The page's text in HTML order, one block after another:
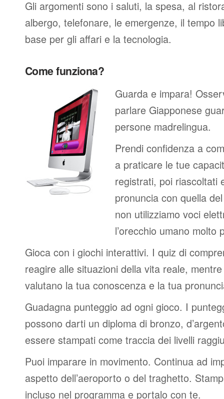
Gli argomenti sono i saluti, la spesa, al
albergo, telefonare, le emergenze, il tempo
base per gli affari e la tecnologia.
Come funziona?
Guarda e impara!
parlare Giapponese
persone madrelingua.
Prendi confidenza a
a praticare le tue
registrati, poi riascoltati
pronuncia con quella
non utilizziamo voci
l’orecchio umano molto
Gioca con i giochi interattivi. I quiz di
reagire alle situazioni della vita reale,
valutano la tua conoscenza e la tua
Guadagna punteggio ad ogni gioco. I
possono darti un diploma di bronzo,
essere stampati come traccia dei livelli
Puoi imparare in movimento. Continua ad
aspetto dell’aeroporto o del traghetto.
incluso nel programma e portalo con te.